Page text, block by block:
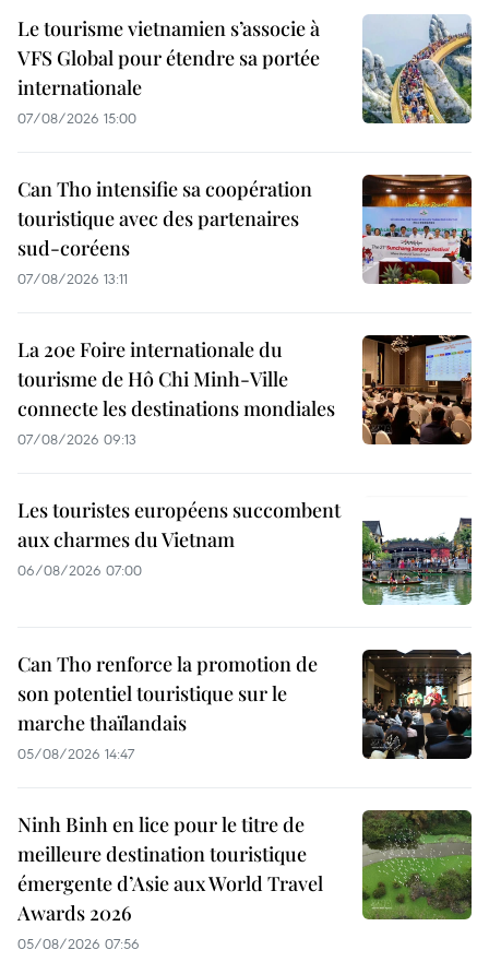
Le tourisme vietnamien s’associe à
VFS Global pour étendre sa portée
internationale
07/08/2026 15:00
Can Tho intensifie sa coopération
touristique avec des partenaires
sud-coréens
07/08/2026 13:11
La 20e Foire internationale du
tourisme de Hô Chi Minh-Ville
connecte les destinations mondiales
07/08/2026 09:13
Les touristes européens succombent
aux charmes du Vietnam
06/08/2026 07:00
Can Tho renforce la promotion de
son potentiel touristique sur le
marche thaïlandais
05/08/2026 14:47
Ninh Binh en lice pour le titre de
meilleure destination touristique
émergente d’Asie aux World Travel
Awards 2026
05/08/2026 07:56